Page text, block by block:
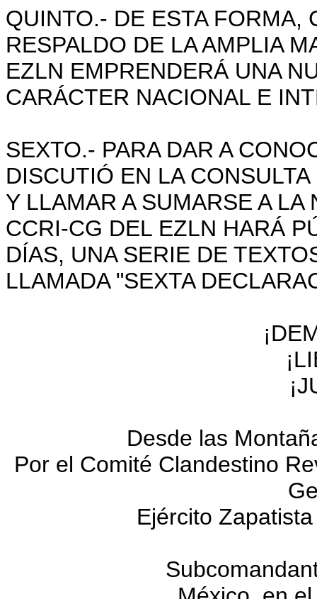
QUINTO.- DE ESTA FORMA,
RESPALDO DE LA AMPLIA
EZLN EMPRENDERÁ UNA
CARÁCTER NACIONAL E
SEXTO.- PARA DAR A
DISCUTIÓ EN LA
Y LLAMAR A SUMARSE A LA
CCRI-CG DEL EZLN HARÁ
DÍAS, UNA SERIE DE
LLAMADA "SEXTA
Desde las
Por el Comité Clandestino
Ejército